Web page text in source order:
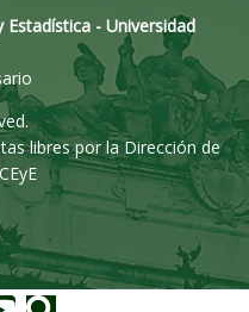
Estadística - Universidad
libres por la Dirección de